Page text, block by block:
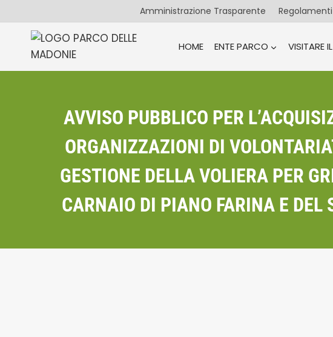
al
contenuto
Amministrazione Trasparente
HOME ENTE PARCO VISITARE
AVVISO PUBBLICO PER
ORGANIZZAZIONI DI
GESTIONE DELLA VOLIERA PER
CARNAIO DI PIANO FARINA E DEL